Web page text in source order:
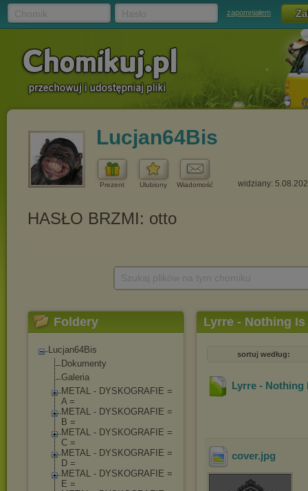
zapomniałem
Lucjan64Bis
Prezent Ulubiony Wiadomość widziany:
Foldery
Lucjan64Bis
Dokumenty
Galeria
METAL - DYSKOGRAFIE =
A =
METAL - DYSKOGRAFIE =
B =
METAL - DYSKOGRAFIE =
C =
METAL - DYSKOGRAFIE =
D =
METAL - DYSKOGRAFIE =
E =
Lyrre - Nothing
sortuj według:
Lyrre - Nothing
cover.jpg